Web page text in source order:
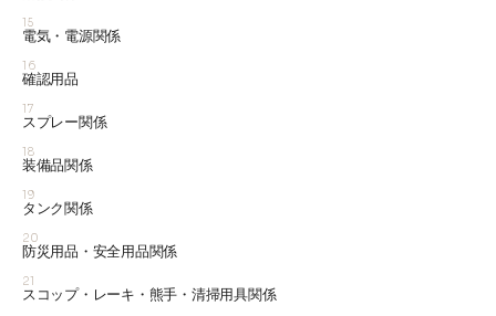
15
電気・電源関係
16
確認用品
17
スプレー関係
18
装備品関係
19
タンク関係
20
防災用品・安全用品関係
21
スコップ・レーキ・熊手・清掃用具関係